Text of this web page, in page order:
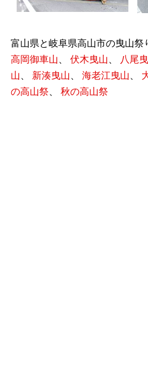
富山県と岐阜県高山市の曳山祭
高岡御車山
伏木曳山 八尾
山
新湊曳山 海老江曳山
の高山祭
秋の高山祭